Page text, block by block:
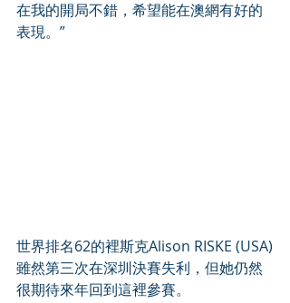
在我的開局不錯，希望能在澳網有好的
表現。”
世界排名62的裡斯克Alison RISKE (USA)
雖然第三次在深圳決賽失利，但她仍然
很期待來年回到這裡參賽。